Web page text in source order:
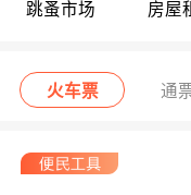
跳蚤市场 房屋
火车票 通